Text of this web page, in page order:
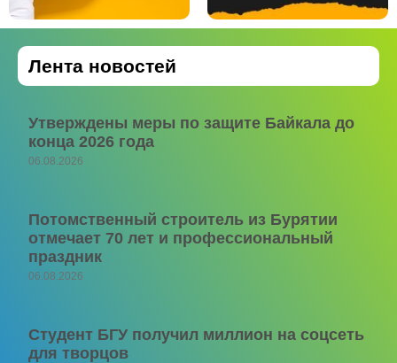
Лента новостей
Утверждены меры по защите Байкала до
конца 2026 года
06.08.2026
Потомственный строитель из Бурятии
отмечает 70 лет и профессиональный
праздник
06.08.2026
Студент БГУ получил миллион на соцсеть
для творцов